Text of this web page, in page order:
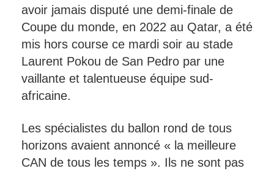
avoir jamais disputé une demi-finale de
Coupe du monde, en 2022 au Qatar, a été
mis hors course ce mardi soir au stade
Laurent Pokou de San Pedro par une
vaillante et talentueuse équipe sud-
africaine.
Les spécialistes du ballon rond de tous
horizons avaient annoncé « la meilleure
CAN de tous les temps ». Ils ne sont pas